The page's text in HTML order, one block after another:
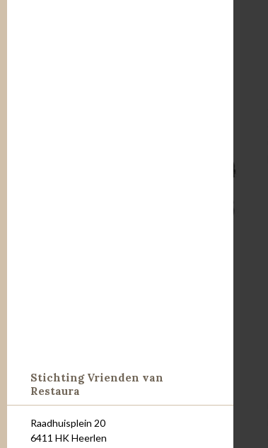
Stichting Vrienden van
Restaura
Raadhuisplein 20
6411 HK Heerlen